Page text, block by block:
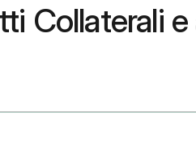
Collaterali